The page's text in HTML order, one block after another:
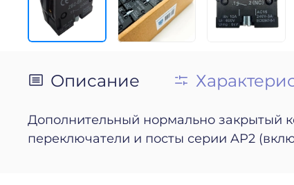
Описание
Дополнительный нормально закрытый
переключатели и посты серии AP2